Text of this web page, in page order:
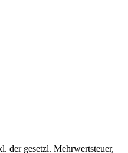
gesetzl. Mehrwertsteuer,